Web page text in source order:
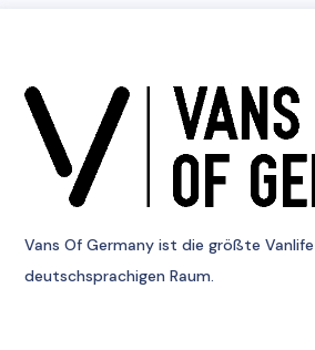
Vans Of Germany ist die größte
deutschsprachigen Raum.